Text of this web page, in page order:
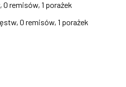
0 remisów, 1 porażek
0 remisów, 1 porażek